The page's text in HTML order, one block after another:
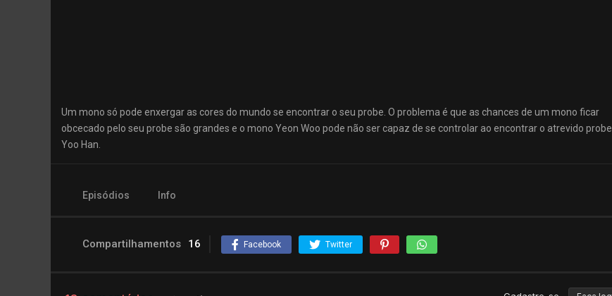
Um mono só pode enxergar as cores do mundo se encontrar o seu probe. O problema é que as chances de um mono ficar
obcecado pelo seu probe são grandes e o mono Yeon Woo pode não ser capaz de se controlar ao encontrar o atrevido probe
Yoo Han.
Episódios Info
Compartilhamentos 16 Facebook Twitter